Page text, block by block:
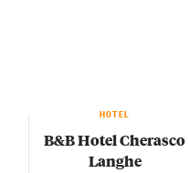
HOTEL
B&B Hotel Cherasco
Langhe